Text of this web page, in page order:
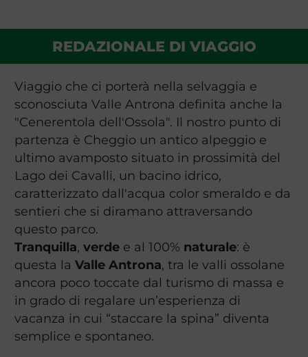
REDAZIONALE DI VIAGGIO
Viaggio che ci porterà nella selvaggia e
sconosciuta Valle Antrona definita anche la
"Cenerentola dell'Ossola". Il nostro punto di
partenza è Cheggio un antico alpeggio e
ultimo avamposto situato in prossimità del
Lago dei Cavalli, un bacino idrico,
caratterizzato dall'acqua color smeraldo e da
sentieri che si diramano attraversando
questo parco.
Tranquilla, verdee al 100% naturale: è
questa la Valle Antrona, tra le valli ossolane
ancora poco toccate dal turismo di massa e
in grado di regalare un’esperienza di
vacanza in cui “staccare la spina” diventa
semplice e spontaneo.